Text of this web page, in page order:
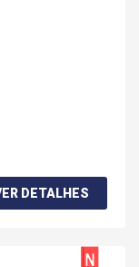
DETALHES